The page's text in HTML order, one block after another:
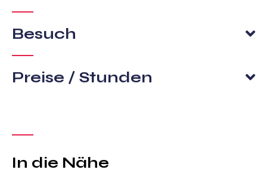
Besuch
Preise / Stunden
In die Nähe